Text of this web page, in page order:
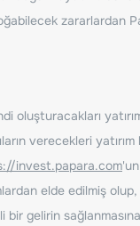
zararlardan
verecekleri
invest.papara.com
elde edilmiş olup,
bir gelirin